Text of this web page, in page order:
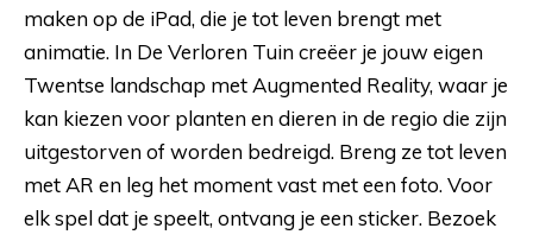
maken op de iPad, die je tot leven brengt met
animatie. In De Verloren Tuin creëer je jouw eigen
Twentse landschap met Augmented Reality, waar je
kan kiezen voor planten en dieren in de regio die zijn
uitgestorven of worden bedreigd. Breng ze tot leven
met AR en leg het moment vast met een foto. Voor
elk spel dat je speelt, ontvang je een sticker. Bezoek